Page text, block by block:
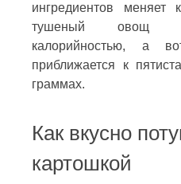
ингредиентов меняет
тушеный овощ
калорийностью, а
приближается к
граммах.
Как вкусно
картошкой